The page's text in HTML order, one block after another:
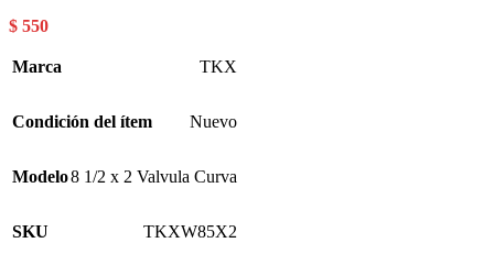
$ 550
Marca TKX
Condición del ítem Nuevo
Modelo8 1/2 x 2 Valvula Curva
SKU TKXW85X2